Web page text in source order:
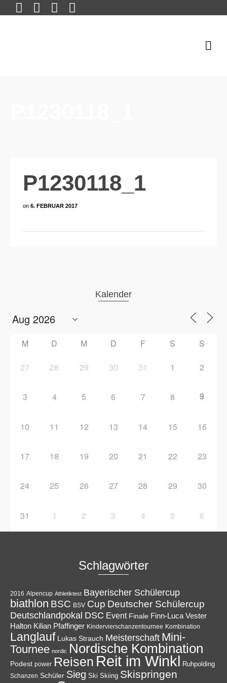
P1230118_1
on 6. FEBRUAR 2017
Kalender
M D M D F S S
27 28 29 30 31 1 2
3 4 5 6 7 8 9
10 11 12 13 14 15 16
17 18 19 20 21 22 23
24 25 26 27 28 29 30
31 1 2 3 4 5 6
Schlagwörter
2016 Alpencup Athletiktest Bayerischer Schülercup
biathlon BSC BSV Cup Deutscher Schülercup
Deutschlandpokal DSC Event Finale Finn-Luca Vester
Halton Kilian Pfaffinger Kindervierschanzentournee Kombination
Langlauf Lukas Strauch Meisterschaft Mini-
Tournee nordic Nordische Kombination
Podest power Reisen Reit im Winkl Ruhpolding
Schanzen Schüler Sieg Ski Skiing Skispringen